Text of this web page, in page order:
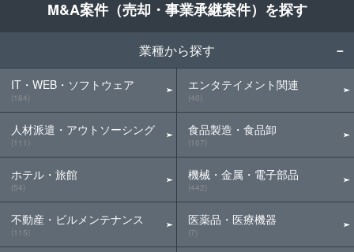
M&A案件（売却・事業承継案件）を探す
業種から探す
IT・WEB・ソフトウェア
(184)
人材派遣・アウトソーシング
(111)
ホテル・旅館
(54)
不動産・ビルメンテナンス
(115)
エンタテイメント関連
(40)
食品製造・食品卸
(107)
機械・金属・電子部品
(442)
医薬品・医療機器
(7)